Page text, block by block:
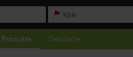
Produkte Geschäfte